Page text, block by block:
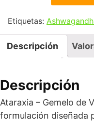
Etiquetas:
Descripción
Descripción
Ataraxia – Gemelo de
formulación diseñada